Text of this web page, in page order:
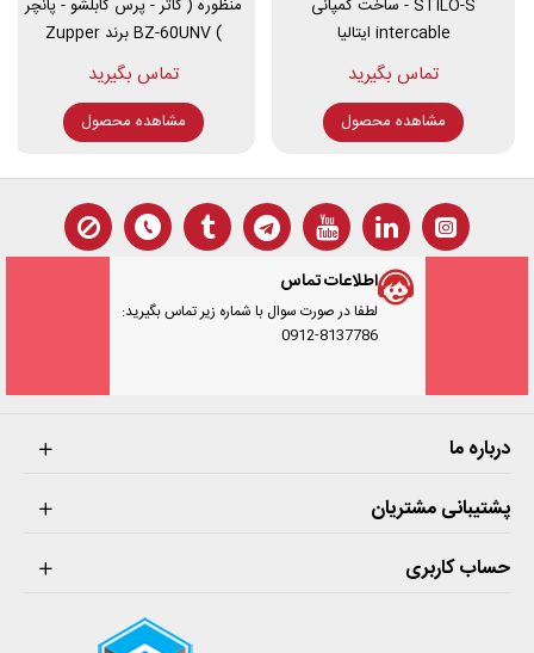
STILO-S - ساخت کمپانی
intercable ایتالیا
مشاهده محصول
منظوره ( کاتر - پرس کابلشو - پانچر
) BZ-60UNV برند Zupper
مشاهده محصول
اطلاعات تماس
لطفا در صورت سوال با شماره زیر تماس بگیرید:
0912-8137786
درباره ما
پشتیبانی مشتریان
حساب کاربری